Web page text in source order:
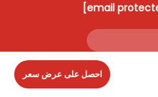
احصل على عرض سعر